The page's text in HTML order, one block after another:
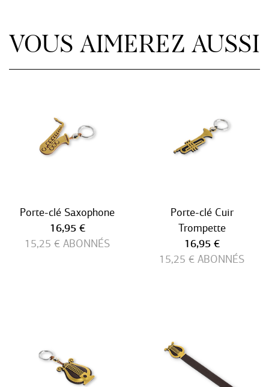
VOUS AIMEREZ AUSSI
Porte-clé Saxophone
Prix ​​actuel
16,95 €
15,25 € ABONNÉS
Porte-clé Cuir
Trompette
Prix ​​actuel
16,95 €
15,25 € ABONNÉS